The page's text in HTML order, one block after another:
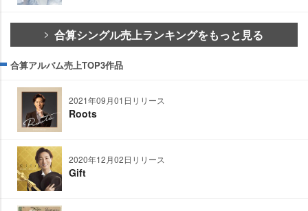
合算シングル売上ランキングをもっと見る
合算アルバム売上TOP3作品
2021年09月01日リリース
Roots
2020年12月02日リリース
Gift